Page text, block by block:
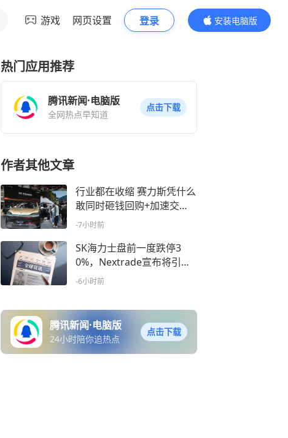
游戏 网页设置 登录
安装电脑版
内容更精彩
热门应用推荐
腾讯新闻·电脑版
全网热点早知道
点击下载
作者其他文章
行业都在收缩 赛力斯凭什么
敢同时砸钱回购+加速交
付？
-7小时前
SK海力士盘前一度跌停3
0%，Nextrade宣布将引入
波动熔断机制
-6小时前
腾讯新闻·电脑版
24小时陪你追热点
点击下载